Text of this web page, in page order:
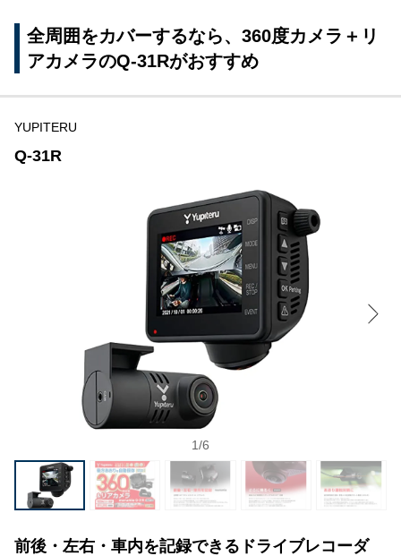
全周囲をカバーするなら、360度カメラ＋リ
アカメラのQ-31Rがおすすめ
YUPITERU
Q-31R
1/6
前後・左右・車内を記録できるドライブレコーダ